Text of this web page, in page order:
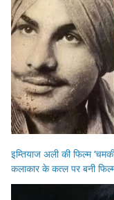
इम्तियाज अली की फिल्म
कलाकार के कत्ल पर बनी